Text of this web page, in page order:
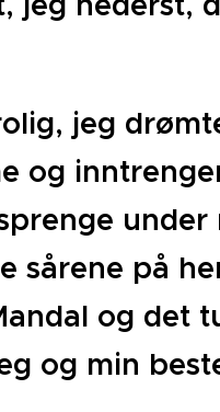
jeg
og
sårene på
og det
og min